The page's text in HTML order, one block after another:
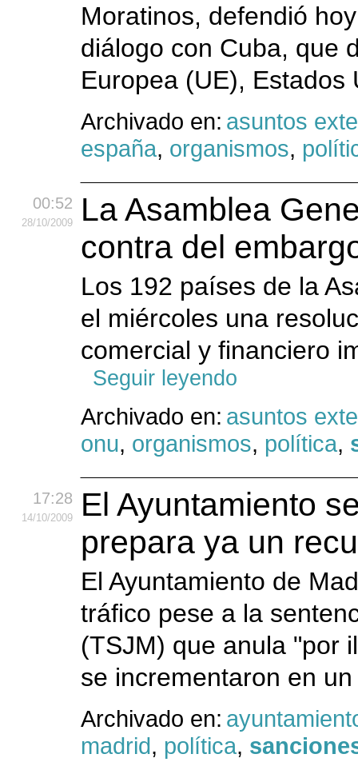
Moratinos, defendió
diálogo con Cuba, que
Europea (UE),
Archivado en: asuntos
españa, organismos,
00:52
28/10/2009
La Asamblea
contra del
Los 192 países de la
el miércoles una
comercial y financiero
Seguir leyendo
Archivado en: asuntos
onu, organismos, política,
17:28
14/10/2009
El Ayuntamiento
prepara ya un
El Ayuntamiento de
tráfico pese a la
(TSJM) que anula "por
se incrementaron en
Archivado en:
madrid, política,